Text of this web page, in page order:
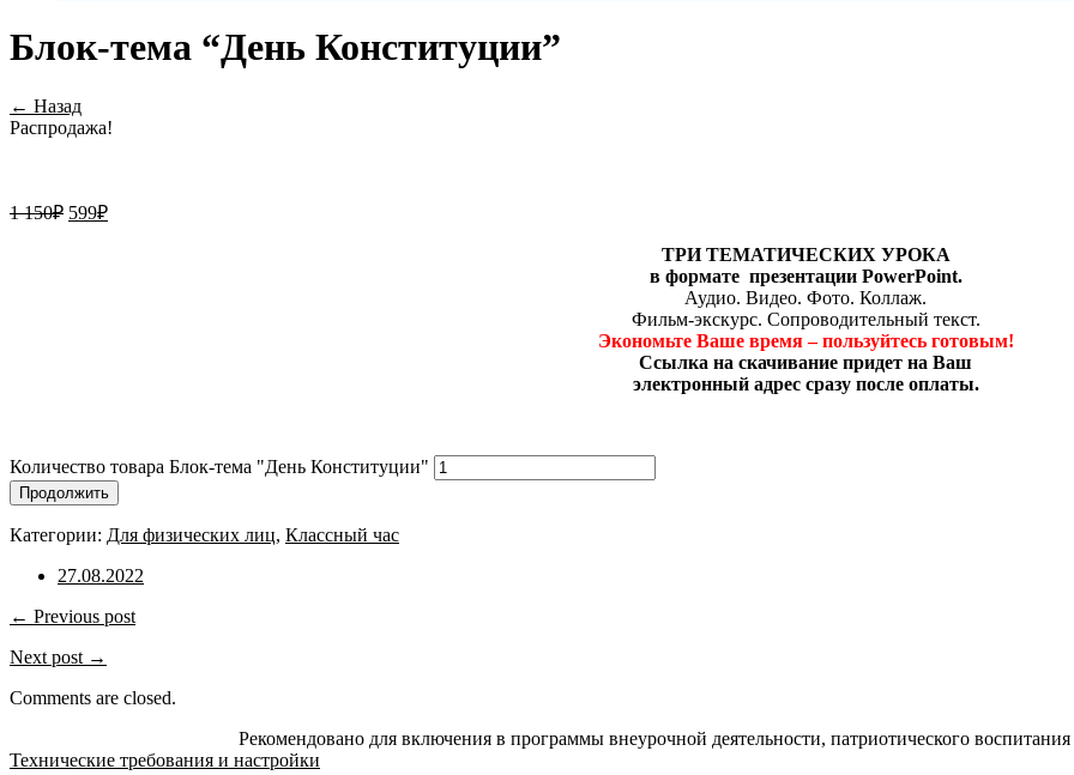
Блок-тема “День Конституции”
← Назад
Распродажа!
1 150₽ 599₽
ТРИ ТЕМАТИЧЕСКИХ УРОКА
в формате презентации PowerPoint.
Аудио. Видео. Фото. Коллаж.
Фильм-экскурс. Сопроводительный текст.
Экономьте Ваше время – пользуйтесь готовым!
Ссылка на скачивание придет на Ваш
электронный адрес сразу после оплаты.
Количество товара Блок-тема "День Конституции"
Продолжить
Категории: Для физических лиц, Классный час
27.08.2022
← Previous post
Next post →
Comments are closed.
Рекомендовано для включения в программы внеурочной деятельности, патриотического
Технические требования и настройки